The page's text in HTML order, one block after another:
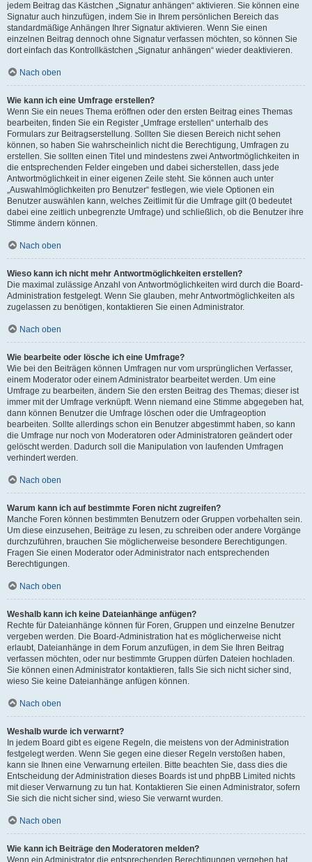
jedem Beitrag das Kästchen „Signatur anhängen“ aktivieren. Sie können eine
Signatur auch hinzufügen, indem Sie in Ihrem persönlichen Bereich das
standardmäßige Anhängen Ihrer Signatur aktivieren. Wenn Sie einen
einzelnen Beitrag dennoch ohne Signatur verfassen möchten, so können Sie
dort einfach das Kontrollkästchen „Signatur anhängen“ wieder deaktivieren.
Nach oben
Wie kann ich eine Umfrage erstellen?
Wenn Sie ein neues Thema eröffnen oder den ersten Beitrag eines Themas
bearbeiten, finden Sie ein Register „Umfrage erstellen“ unterhalb des
Formulars zur Beitragserstellung. Sollten Sie diesen Bereich nicht sehen
können, so haben Sie wahrscheinlich nicht die Berechtigung, Umfragen zu
erstellen. Sie sollten einen Titel und mindestens zwei Antwortmöglichkeiten in
die entsprechenden Felder eingeben und dabei sicherstellen, dass jede
Antwortmöglichkeit in einer eigenen Zeile steht. Sie können auch unter
„Auswahlmöglichkeiten pro Benutzer“ festlegen, wie viele Optionen ein
Benutzer auswählen kann, welches Zeitlimit für die Umfrage gilt (0 bedeutet
dabei eine zeitlich unbegrenzte Umfrage) und schließlich, ob die Benutzer ihre
Stimme ändern können.
Nach oben
Wieso kann ich nicht mehr Antwortmöglichkeiten erstellen?
Die maximal zulässige Anzahl von Antwortmöglichkeiten wird durch die Board-
Administration festgelegt. Wenn Sie glauben, mehr Antwortmöglichkeiten als
zugelassen zu benötigen, kontaktieren Sie einen Administrator.
Nach oben
Wie bearbeite oder lösche ich eine Umfrage?
Wie bei den Beiträgen können Umfragen nur vom ursprünglichen Verfasser,
einem Moderator oder einem Administrator bearbeitet werden. Um eine
Umfrage zu bearbeiten, ändern Sie den ersten Beitrag des Themas; dieser ist
immer mit der Umfrage verknüpft. Wenn niemand eine Stimme abgegeben hat,
dann können Benutzer die Umfrage löschen oder die Umfrageoption
bearbeiten. Sollte allerdings schon ein Benutzer abgestimmt haben, so kann
die Umfrage nur noch von Moderatoren oder Administratoren geändert oder
gelöscht werden. Dadurch soll die Manipulation von laufenden Umfragen
verhindert werden.
Nach oben
Warum kann ich auf bestimmte Foren nicht zugreifen?
Manche Foren können bestimmten Benutzern oder Gruppen vorbehalten sein.
Um diese einzusehen, Beiträge zu lesen, zu schreiben oder andere Vorgänge
durchzuführen, brauchen Sie möglicherweise besondere Berechtigungen.
Fragen Sie einen Moderator oder Administrator nach entsprechenden
Berechtigungen.
Nach oben
Weshalb kann ich keine Dateianhänge anfügen?
Rechte für Dateianhänge können für Foren, Gruppen und einzelne Benutzer
vergeben werden. Die Board-Administration hat es möglicherweise nicht
erlaubt, Dateianhänge in dem Forum anzufügen, in dem Sie Ihren Beitrag
verfassen möchten, oder nur bestimmte Gruppen dürfen Dateien hochladen.
Sie können einen Administrator kontaktieren, falls Sie sich nicht sicher sind,
wieso Sie keine Dateianhänge anfügen können.
Nach oben
Weshalb wurde ich verwarnt?
In jedem Board gibt es eigene Regeln, die meistens von der Administration
festgelegt werden. Wenn Sie gegen eine dieser Regeln verstoßen haben,
kann sie Ihnen eine Verwarnung erteilen. Bitte beachten Sie, dass dies die
Entscheidung der Administration dieses Boards ist und phpBB Limited nichts
mit dieser Verwarnung zu tun hat. Kontaktieren Sie einen Administrator, sofern
Sie sich die nicht sicher sind, wieso Sie verwarnt wurden.
Nach oben
Wie kann ich Beiträge den Moderatoren melden?
Wenn ein Administrator die entsprechenden Berechtigungen vergeben hat,